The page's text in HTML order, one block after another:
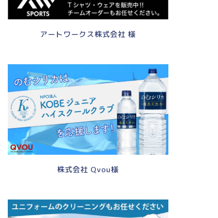
アートワークス株式会社 様
株式会社 Qvou様